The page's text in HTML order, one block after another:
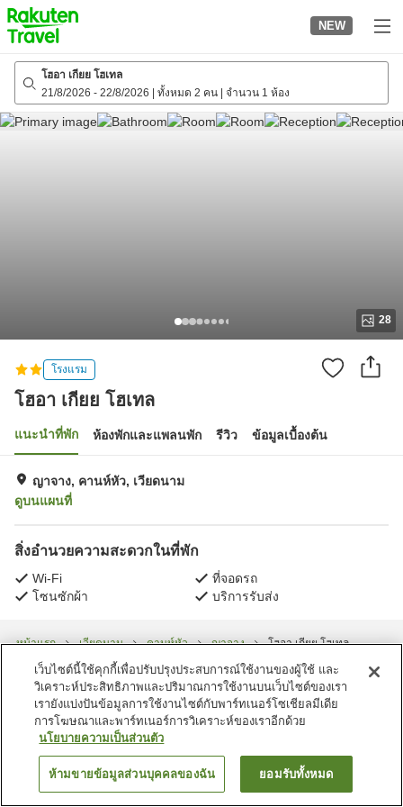
to
top
page
NEW
โฮอา เกียย โฮเทล
21/8/2026 - 22/8/2026 ทั้งหมด 2 คน จำนวน 1 ห้อง
28
โรงแรม
โฮอา เกียย โฮเทล
แนะนำที่พัก ห้องพักและแพลนพัก รีวิว ข้อมูลเบื้องต้น
ญาจาง, คานห์หัว, เวียดนาม
ดูบนแผนที่
สิ่งอำนวยความสะดวกในที่พัก
Wi-Fi
ที่จอดรถ
โซนซักผ้า
บริการรับส่ง
หน้าแรก เวียดนาม คานห์หัว ญาจาง โฮอา เกียย โฮเทล
ค้นหาห้องพัก
เว็บไซต์นี้ใช้คุกกี้เพื่อปรับปรุงประสบการณ์ใช้งานของผู้ใช้ และ
วิเคราะห์ประสิทธิภาพและปริมาณการใช้งานบนเว็บไซต์ของเรา
เรายังแบ่งปันข้อมูลการใช้งานไซต์กับพาร์ทเนอร์โซเชียลมีเดีย
การโฆษณาและพาร์ทเนอร์การวิเคราะห์ของเราอีกด้วย
นโยบายความเป็นส่วนตัว
ห้ามขายข้อมูลส่วนบุคคลของฉัน ยอมรับทั้งหมด